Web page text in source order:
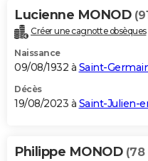
Lucienne MONOD
Créer une cagnotte obsèques
Naissance
09/08/1932 à Saint-
Décès
19/08/2023 à Saint-Julien-
Philippe MONOD (78